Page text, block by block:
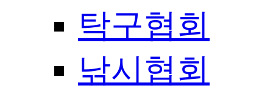
탁구협회
낚시협회